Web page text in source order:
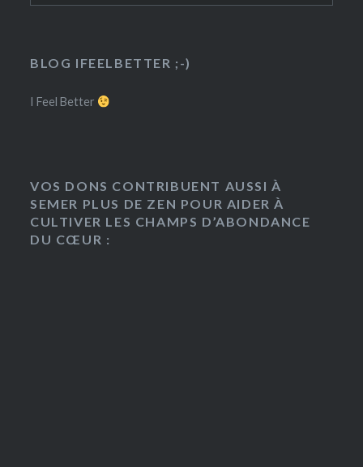
BLOG IFEELBETTER ;-)
I Feel Better
VOS DONS CONTRIBUENT AUSSI À
SEMER PLUS DE ZEN POUR AIDER À
CULTIVER LES CHAMPS D’ABONDANCE
DU CŒUR :